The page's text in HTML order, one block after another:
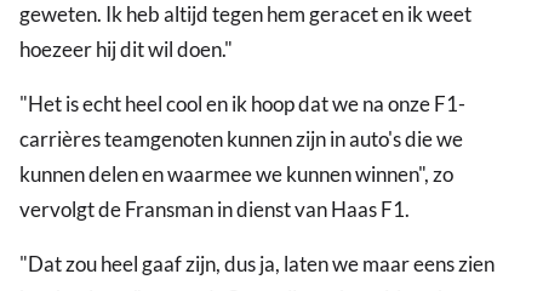
geweten. Ik heb altijd tegen hem geracet en ik weet
hoezeer hij dit wil doen."
"Het is echt heel cool en ik hoop dat we na onze F1-
carrières teamgenoten kunnen zijn in auto's die we
kunnen delen en waarmee we kunnen winnen", zo
vervolgt de Fransman in dienst van Haas F1.
"Dat zou heel gaaf zijn, dus ja, laten we maar eens zien